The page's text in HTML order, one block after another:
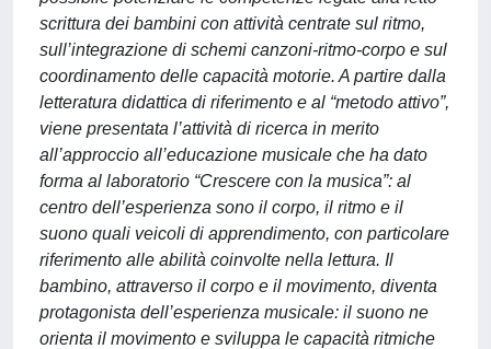
scrittura dei bambini con attività centrate sul ritmo,
sull’integrazione di schemi canzoni-ritmo-corpo e sul
coordinamento delle capacità motorie. A partire dalla
letteratura didattica di riferimento e al “metodo attivo”,
viene presentata l’attività di ricerca in merito
all’approccio all’educazione musicale che ha dato
forma al laboratorio “Crescere con la musica”: al
centro dell’esperienza sono il corpo, il ritmo e il
suono quali veicoli di apprendimento, con particolare
riferimento alle abilità coinvolte nella lettura. Il
bambino, attraverso il corpo e il movimento, diventa
protagonista dell’esperienza musicale: il suono ne
orienta il movimento e sviluppa le capacità ritmiche